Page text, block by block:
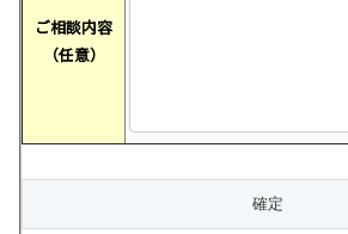
ご相談内容
（任意）